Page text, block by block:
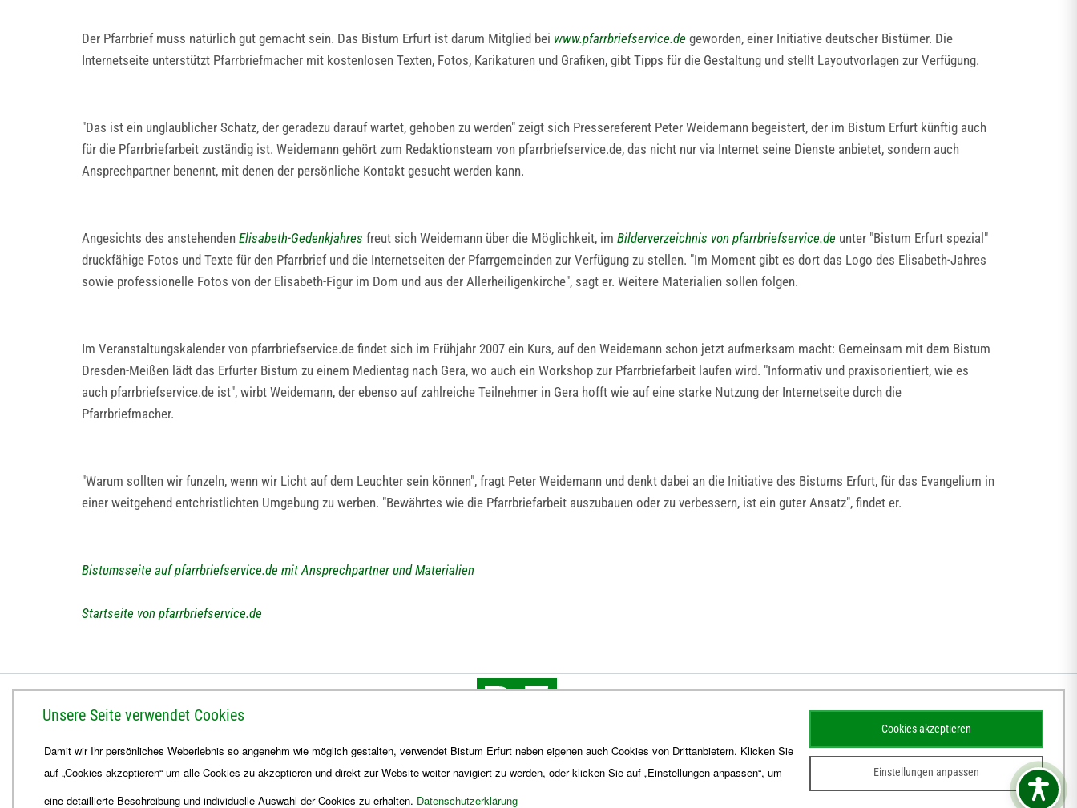
Der Pfarrbrief muss natürlich gut gemacht sein. Das Bistum Erfurt ist darum Mitglied bei www.pfarrbriefservice.de geworden, einer Initiative deutscher Bistümer. Die
Internetseite unterstützt Pfarrbriefmacher mit kostenlosen Texten, Fotos, Karikaturen und Grafiken, gibt Tipps für die Gestaltung und stellt Layoutvorlagen zur Verfügung.
"Das ist ein unglaublicher Schatz, der geradezu darauf wartet, gehoben zu werden" zeigt sich Pressereferent Peter Weidemann begeistert, der im Bistum Erfurt künftig auch
für die Pfarrbriefarbeit zuständig ist. Weidemann gehört zum Redaktionsteam von pfarrbriefservice.de, das nicht nur via Internet seine Dienste anbietet, sondern auch
Ansprechpartner benennt, mit denen der persönliche Kontakt gesucht werden kann.
Angesichts des anstehenden Elisabeth-Gedenkjahres freut sich Weidemann über die Möglichkeit, im Bilderverzeichnis von pfarrbriefservice.de unter "Bistum Erfurt spezial"
druckfähige Fotos und Texte für den Pfarrbrief und die Internetseiten der Pfarrgemeinden zur Verfügung zu stellen. "Im Moment gibt es dort das Logo des Elisabeth-Jahres
sowie professionelle Fotos von der Elisabeth-Figur im Dom und aus der Allerheiligenkirche", sagt er. Weitere Materialien sollen folgen.
Im Veranstaltungskalender von pfarrbriefservice.de findet sich im Frühjahr 2007 ein Kurs, auf den Weidemann schon jetzt aufmerksam macht: Gemeinsam mit dem Bistum
Dresden-Meißen lädt das Erfurter Bistum zu einem Medientag nach Gera, wo auch ein Workshop zur Pfarrbriefarbeit laufen wird. "Informativ und praxisorientiert, wie es
auch pfarrbriefservice.de ist", wirbt Weidemann, der ebenso auf zahlreiche Teilnehmer in Gera hofft wie auf eine starke Nutzung der Internetseite durch die
Pfarrbriefmacher.
"Warum sollten wir funzeln, wenn wir Licht auf dem Leuchter sein können", fragt Peter Weidemann und denkt dabei an die Initiative des Bistums Erfurt, für das Evangelium in
einer weitgehend entchristlichten Umgebung zu werben. "Bewährtes wie die Pfarrbriefarbeit auszubauen oder zu verbessern, ist ein guter Ansatz", findet er.
Bistumsseite auf pfarrbriefservice.de mit Ansprechpartner und Materialien
Startseite von pfarrbriefservice.de
BISTUM ERFURT
Bischöfliches Ordinariat
Herrmannsplatz 9, 99084 Erfurt
Unsere Seite verwendet Cookies
Damit wir Ihr persönliches Weberlebnis so angenehm wie möglich gestalten, verwendet Bistum Erfurt neben eigenen auch Cookies von Drittanbietern. Klicken Sie
auf „Cookies akzeptieren“ um alle Cookies zu akzeptieren und direkt zur Website weiter navigiert zu werden, oder klicken Sie auf „Einstellungen anpassen“, um
eine detaillierte Beschreibung und individuelle Auswahl der Cookies zu erhalten. Datenschutzerklärung
Einstellungen anpassen
Cookies akzeptieren